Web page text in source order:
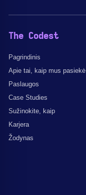
The Codest
Pagrindinis
Apie tai, kaip mus pasiekė
Paslaugos
Case Studies
Sužinokite, kaip
Karjera
Žodynas